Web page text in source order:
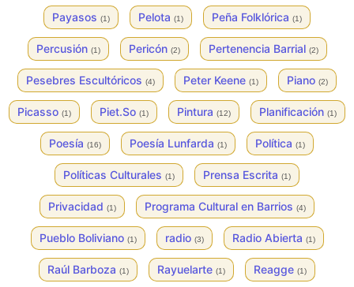
Payasos (1) Pelota (1) Peña Folklórica (1)
Percusión (1) Pericón (2) Pertenencia Barrial (2)
Pesebres Escultóricos (4) Peter Keene (1) Piano (2)
Picasso (1) Piet.So (1) Pintura (12) Planificación (1)
Poesía (16) Poesía Lunfarda (1) Política (1)
Políticas Culturales (1) Prensa Escrita (1)
Privacidad (1) Programa Cultural en Barrios (4)
Pueblo Boliviano (1) radio (3) Radio Abierta (1)
Raúl Barboza (1) Rayuelarte (1) Reagge (1)